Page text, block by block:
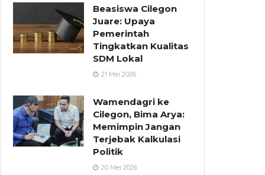
Beasiswa Cilegon
Juare: Upaya
Pemerintah
Tingkatkan Kualitas
SDM Lokal
21 Mei 2026
Wamendagri ke
Cilegon, Bima Arya:
Memimpin Jangan
Terjebak Kalkulasi
Politik
20 Mei 2026